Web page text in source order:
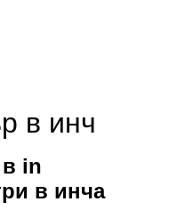
в инч
в in
в инча